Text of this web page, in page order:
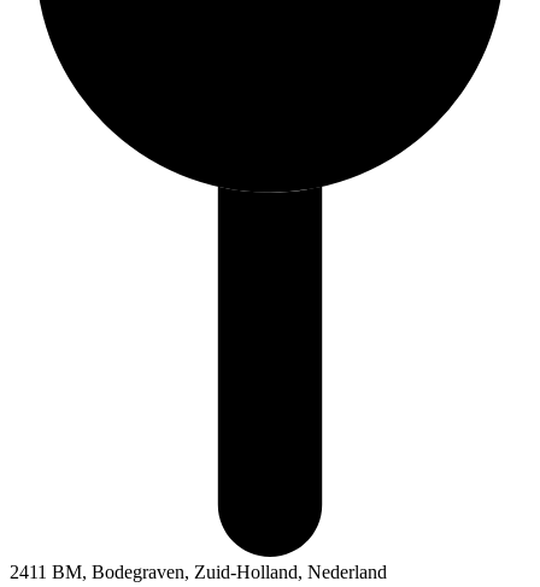
2411 BM, Bodegraven, Zuid-Holland, Nederland